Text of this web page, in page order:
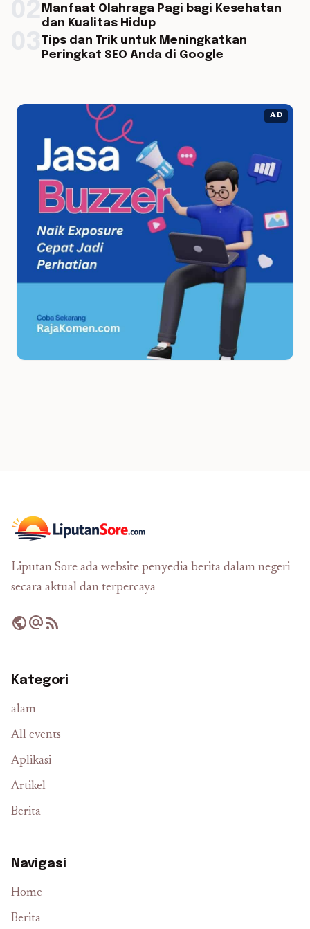
Manfaat Olahraga Pagi bagi Kesehatan
dan Kualitas Hidup
Tips dan Trik untuk Meningkatkan
Peringkat SEO Anda di Google
AD
Liputan Sore ada website penyedia berita dalam negeri
secara aktual dan terpercaya
publicalternate_emailrss_feed
Kategori
alam
All events
Aplikasi
Artikel
Berita
Navigasi
Home
Berita